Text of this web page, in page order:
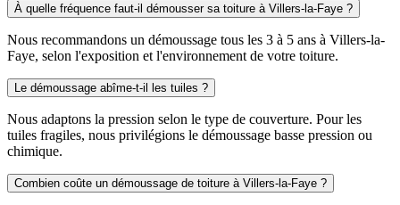
À quelle fréquence faut-il démousser sa toiture à Villers-la-Faye ?
Nous recommandons un démoussage tous les 3 à 5 ans à Villers-la-
Faye, selon l'exposition et l'environnement de votre toiture.
Le démoussage abîme-t-il les tuiles ?
Nous adaptons la pression selon le type de couverture. Pour les
tuiles fragiles, nous privilégions le démoussage basse pression ou
chimique.
Combien coûte un démoussage de toiture à Villers-la-Faye ?